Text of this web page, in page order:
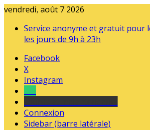
vendredi, août 7 2026
Service anonyme et gratuit pour
les jours de 9h à 23h
Facebook
X
Instagram
Connexion
Sidebar (barre latérale)